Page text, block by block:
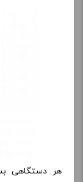
هر دستگاهی